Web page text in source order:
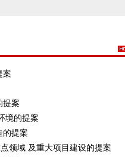
案
提案
境的提案
的提案
领域 及重大项目建设的提案